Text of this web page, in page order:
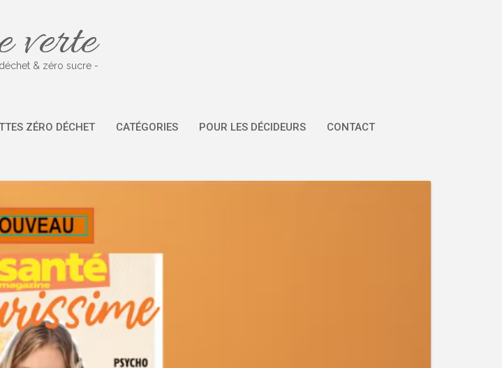
verte
& zéro sucre -
ZÉRO DÉCHET CATÉGORIES POUR LES DÉCIDEURS CONTACT